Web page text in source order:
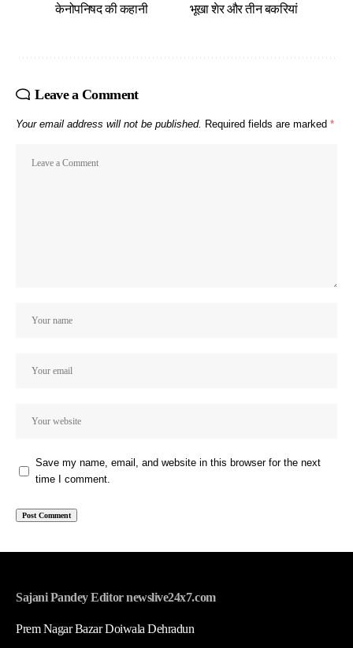
केनोपनिषद की कहानी भूखा शेर और तीन बकरियां
Leave a Comment
Your email address will not be published. Required fields are marked *
Save my name, email, and website in this browser for the next
time I comment.
Sajani Pandey Editor newslive24x7.com
Prem Nagar Bazar Doiwala Dehradun